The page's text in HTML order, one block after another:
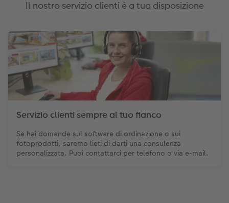
Il nostro servizio clienti è a tua disposizione
Servizio clienti sempre al tuo fianco
Se hai domande sul software di ordinazione o sui
fotoprodotti, saremo lieti di darti una consulenza
personalizzata. Puoi contattarci per telefono o via e-mail.